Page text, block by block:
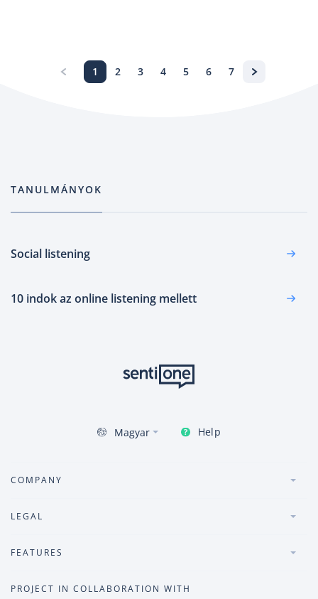
1 2 3 4 5 6 7
TANULMÁNYOK
Social listening
10 indok az online listening mellett
Magyar Help
COMPANY
LEGAL
FEATURES
PROJECT IN COLLABORATION WITH